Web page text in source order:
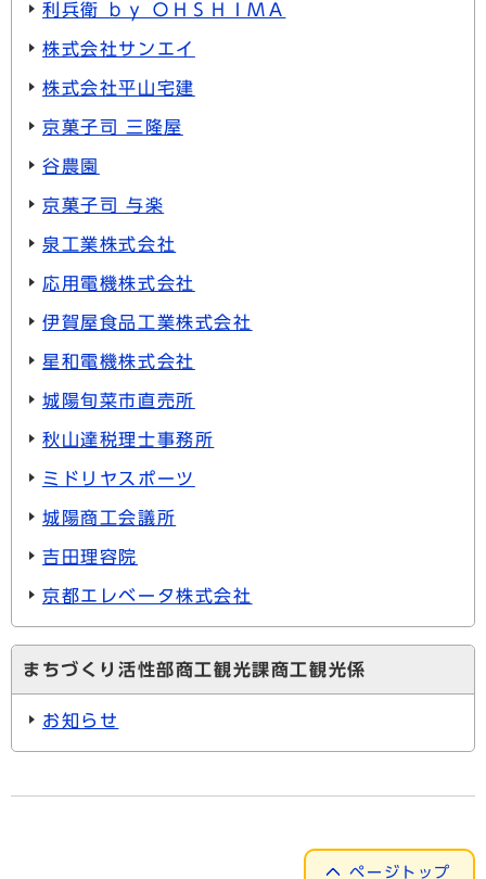
利兵衛 ｂｙ ＯＨＳＨＩＭＡ
株式会社サンエイ
株式会社平山宅建
京菓子司 三隆屋
谷農園
京菓子司 与楽
泉工業株式会社
応用電機株式会社
伊賀屋食品工業株式会社
星和電機株式会社
城陽旬菜市直売所
秋山達税理士事務所
ミドリヤスポーツ
城陽商工会議所
吉田理容院
京都エレベータ株式会社
まちづくり活性部商工観光課商工観光係
お知らせ
ページトップ